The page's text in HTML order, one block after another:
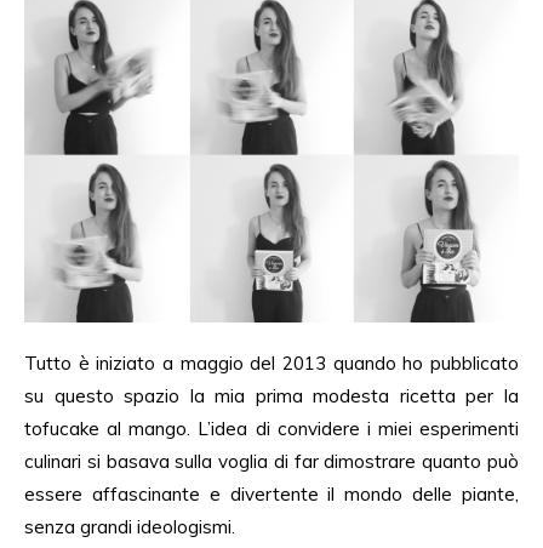
Tutto è iniziato a maggio del 2013 quando ho pubblicato
su questo spazio la mia prima modesta ricetta per la
tofucake al mango. L’idea di convidere i miei esperimenti
culinari si basava sulla voglia di far dimostrare quanto può
essere affascinante e divertente il mondo delle piante,
senza grandi ideologismi.